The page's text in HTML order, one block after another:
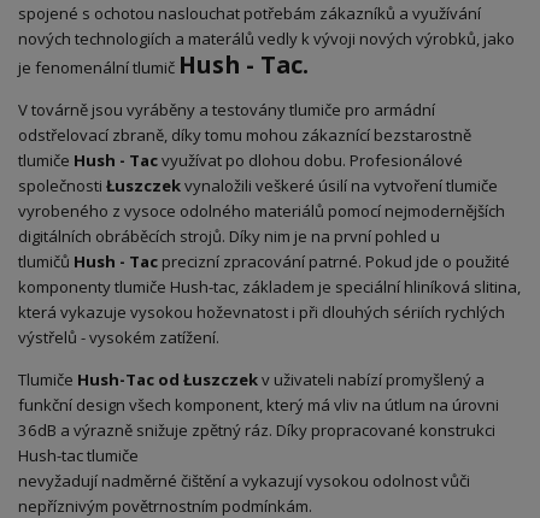
spojené s ochotou naslouchat potřebám zákazníků a využívání
nových technologiích a materálů vedly k vývoji nových výrobků, jako
je fenomenální tlumič Hush - Tac.
V továrně jsou vyráběny a testovány tlumiče pro armádní
odstřelovací zbraně, díky tomu mohou zákaznící bezstarostně
tlumiče Hush - Tacvyužívat po dlohou dobu. Profesionálové
společnosti Łuszczekvynaložili veškeré úsilí na vytvoření tlumiče
vyrobeného z vysoce odolného materiálů pomocí nejmodernějších
digitálních obráběcích strojů. Díky nim je na první pohled u
tlumičů Hush - Tac precizní zpracování patrné. Pokud jde o použité
komponenty tlumiče Hush-tac, základem je speciální hliníková slitina,
která vykazuje vysokou hoževnatost i při dlouhých sériích rychlých
výstřelů - vysokém zatížení.
Tlumiče Hush-Tac od Łuszczekv uživateli nabízí promyšlený a
funkční design všech komponent, který má vliv na útlum na úrovni
36dB a výrazně snižuje zpětný ráz. Díky propracované konstrukci
Hush-tac tlumiče
nevyžadují nadměrné čištění a vykazují vysokou odolnost vůči
nepříznivým povětrnostním podmínkám.